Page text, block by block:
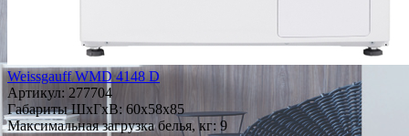
Weissgauff WMD 4148 D
Артикул: 277704
Габариты ШxГxВ: 60x58x85
Максимальная загрузка белья, кг: 9